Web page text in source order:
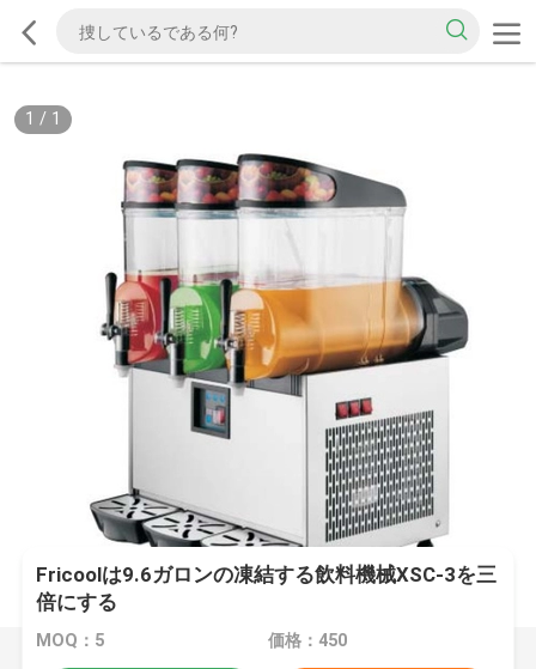
1 / 1
Fricoolは9.6ガロンの凍結する飲料機械XSC-3を三
倍にする
MOQ：5 価格：450